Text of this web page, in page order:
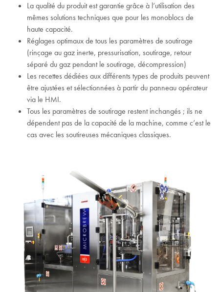
La qualité du produit est garantie grâce à l’utilisation des
mêmes solutions techniques que pour les monoblocs de
haute capacité.
Réglages optimaux de tous les paramètres de soutirage
(rinçage au gaz inerte, pressurisation, soutirage, retour
séparé du gaz pendant le soutirage, décompression)
Les recettes dédiées aux différents types de produits peuvent
être ajustées et sélectionnées à partir du panneau opérateur
via le HMI.
Tous les paramètres de soutirage restent inchangés ; ils ne
dépendent pas de la capacité de la machine, comme c’est le
cas avec les soutireuses mécaniques classiques.